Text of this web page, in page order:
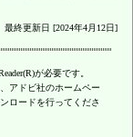
最終更新日 [2024年4月12日]
が必要です。
アドビ社のホームペー
ロードを行ってくださ